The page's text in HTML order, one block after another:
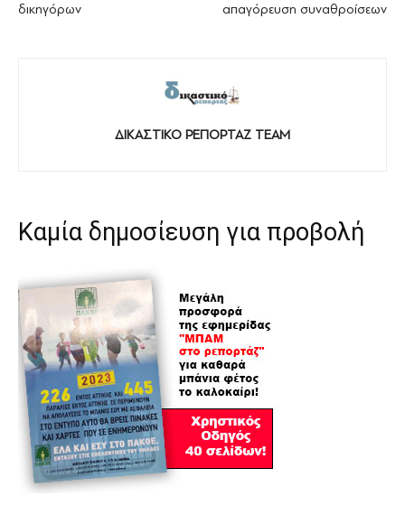
δικηγόρων
απαγόρευση συναθροίσεων
ΔΙΚΑΣΤΙΚΟ ΡΕΠΟΡΤΑΖ TEAM
Καμία δημοσίευση για προβολή